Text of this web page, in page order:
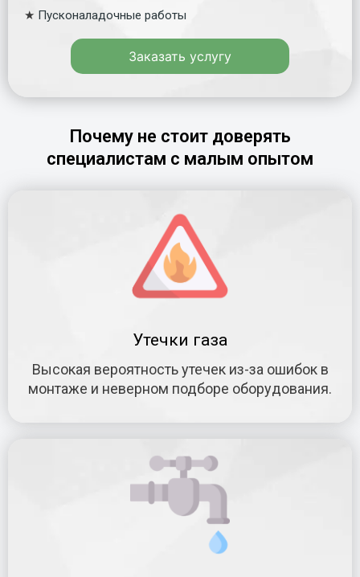
★ Пусконаладочные работы
Заказать услугу
Почему не стоит доверять
специалистам с малым опытом
Утечки газа
Высокая вероятность утечек из-за ошибок в
монтаже и неверном подборе оборудования.